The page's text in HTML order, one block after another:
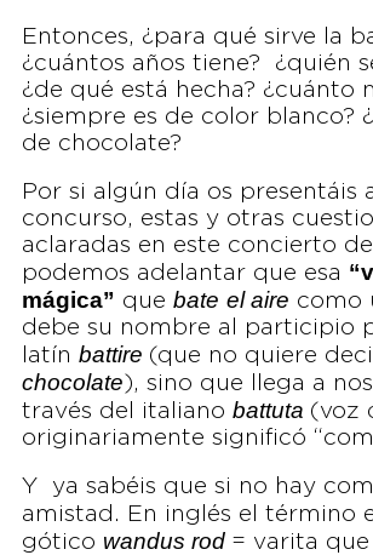
Entonces, ¿para qué sirve la
¿cuántos años tiene? ¿quién
¿de qué está hecha? ¿cuánto
¿siempre es de color blanco?
de chocolate?
Por si algún día os presentáis
concurso, estas y otras
aclaradas en este concierto
podemos adelantar que esa
mágica” que bate el aire como
debe su nombre al participio
latín battire (que no quiere
chocolate ), sino que llega a
través del italiano battuta (voz
originariamente significó
Y ya sabéis que si no hay
amistad. En inglés el término
gótico wandus rod = varita que